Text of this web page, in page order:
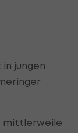
jungen
mittlerweile